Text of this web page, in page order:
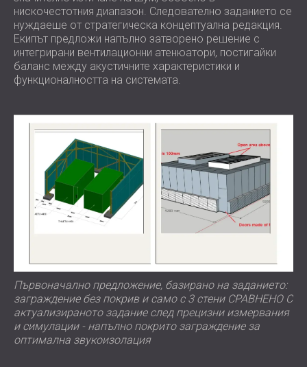
нискочестотния диапазон. Следователно заданието се
нуждаеше от стратегическа концептуална редакция.
Екипът предложи напълно затворено решение с
интегрирани вентилационни атенюатори, постигайки
баланс между акустичните характеристики и
функционалността на системата.
Първоначално предложение, базирано на заданието:
заграждение без покрив и само с 3 стени СРАВНЕНО С
актуализираното задание след прецизни измервания
и симулации - напълно покрито заграждение за
оптимална звукоизолация